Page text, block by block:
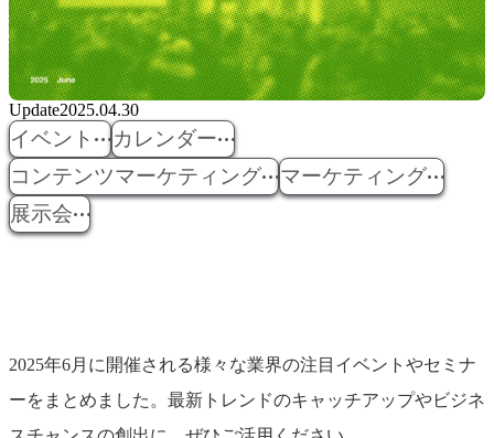
Update2025.04.30
イベント
カレンダー
コンテンツマーケティング
マーケティング
展示会
2025年6月に開催される様々な業界の注目イベントやセミナ
ーをまとめました。最新トレンドのキャッチアップやビジネ